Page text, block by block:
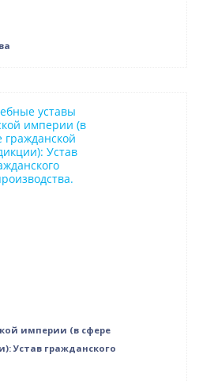
империи (в сфере
Устав гражданского